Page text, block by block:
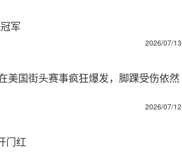
军
2026/07/13
美国街头赛事疯狂爆发，脚踝受伤依然
2026/07/12
门红